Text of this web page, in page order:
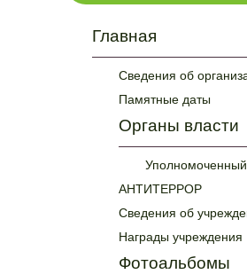
Главная
Сведения об
Памятные даты
Органы власти
Уполномоченный
АНТИТЕРРОР
Сведения об
Награды учреждения
Фотоальбомы